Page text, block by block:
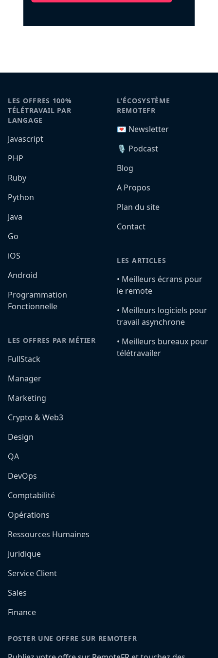
LES OFFRES 100%
TÉLÉTRAVAIL PAR
LANGAGE
Javascript
PHP
Ruby
Python
Java
Go
iOS
Android
Programmation
Fonctionnelle
LES OFFRES PAR MÉTIER
FullStack
Manager
Marketing
Crypto & Web3
Design
QA
DevOps
Comptabilité
Opérations
Ressources Humaines
Juridique
Service Client
Sales
Finance
L'ÉCOSYSTÈME
REMOTEFR
💌 Newsletter
🎙️ Podcast
Blog
A Propos
Plan du site
Contact
LES ARTICLES
•️ Meilleurs écrans pour
le remote
•️ Meilleurs logiciels pour
travail asynchrone
•️ Meilleurs bureaux pour
télétravailer
POSTER UNE OFFRE SUR REMOTEFR